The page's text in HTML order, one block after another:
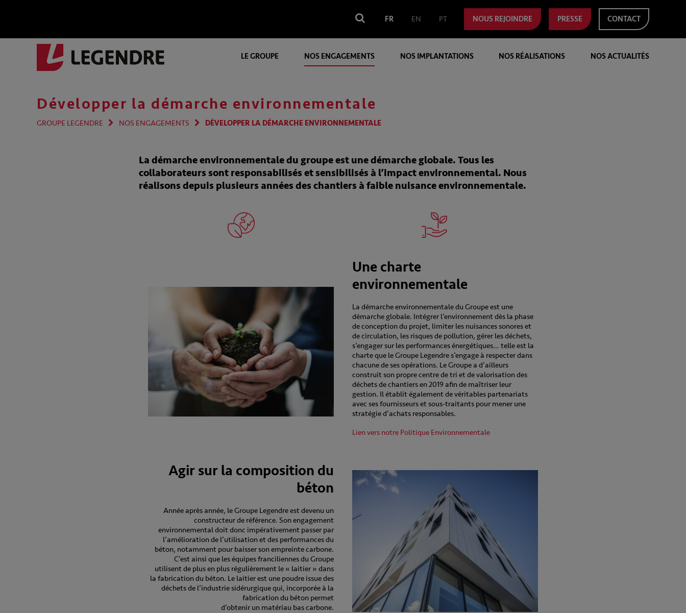
FR EN PT NOUS REJOINDRE PRESSE CONTACT
LE GROUPE NOS ENGAGEMENTS NOS IMPLANTATIONS NOS RÉALISATIONS NOS ACTUALITÉS
Développer la démarche environnementale
GROUPE LEGENDRE NOS ENGAGEMENTS DÉVELOPPER LA DÉMARCHE ENVIRONNEMENTALE
La démarche environnementale du groupe est une démarche globale. Tous les
collaborateurs sont responsabilisés et sensibilisés à l’impact environnemental. Nous
réalisons depuis plusieurs années des chantiers à faible nuisance environnementale.
Une charte
environnementale
La démarche environnementale du Groupe est une
démarche globale. Intégrer l’environnement dès la phase
de conception du projet, limiter les nuisances sonores et
de circulation, les risques de pollution, gérer les déchets,
s’engager sur les performances énergétiques… telle est la
charte que le Groupe Legendre s’engage à respecter dans
chacune de ses opérations. Le Groupe a d’ailleurs
construit son propre centre de tri et de valorisation des
déchets de chantiers en 2019 afin de maîtriser leur
gestion. Il établit également de véritables partenariats
avec ses fournisseurs et sous-traitants pour mener une
stratégie d’achats responsables.
Lien vers notre Politique Environnementale
Agir sur la composition du
béton
Année après année, le Groupe Legendre est devenu un
constructeur de référence. Son engagement
environnemental doit donc impérativement passer par
l’amélioration de l’utilisation et des performances du
béton, notamment pour baisser son empreinte carbone.
C’est ainsi que les équipes franciliennes du Groupe
utilisent de plus en plus régulièrement le « laitier » dans
la fabrication du béton. Le laitier est une poudre issue des
déchets de l’industrie sidérurgique qui, incorporée à la
fabrication du béton permet
d’obtenir un matériau bas carbone.